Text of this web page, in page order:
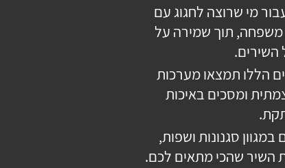
מי שרוצה לחגוג עם
משפחה, תוך שמירה על
השירים.
הללו תמצאו מערכות
ומסכים באיכות
סגנונות ושפות,
השיר שהכי מתאים לכם.